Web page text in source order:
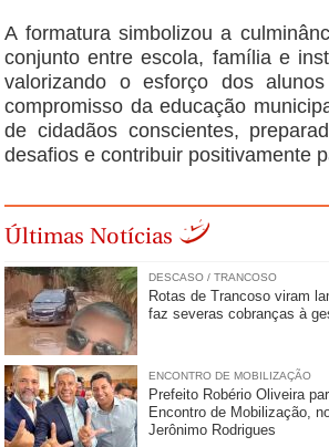
A formatura simbolizou a
conjunto entre escola, família e
valorizando o esforço dos
compromisso da educação
de cidadãos conscientes,
desafios e contribuir positivamente
Últimas Notícias
DESCASO / TRANCOSO
Rotas de Trancoso viram
faz severas cobranças à
ENCONTRO DE MOBILIZAÇÃO
Prefeito Robério Oliveira
Encontro de Mobilização,
Jerônimo Rodrigues